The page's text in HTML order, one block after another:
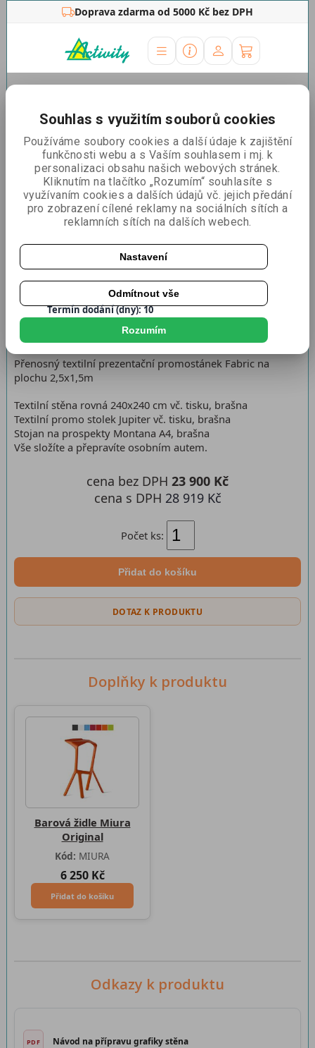
Doprava zdarma od 5000 Kč bez DPH
Promo stánek Fabric Plus
Katalogové číslo:PSFABP
Termín dodání (dny): 10
Skladem
Přenosný textilní prezentační promostánek Fabric na
plochu 2,5x1,5m
Textilní stěna rovná 240x240 cm vč. tisku, brašna
Textilní promo stolek Jupiter vč. tisku, brašna
Stojan na prospekty Montana A4, brašna
Vše složíte a přepravíte osobním autem.
Počet ks:
Přidat do košíku
cena bez DPH 23 900 Kč
cena s DPH 28 919 Kč
DOTAZ K PRODUKTU
Doplňky k produktu
Barová židle Miura
Original
Kód: MIURA
6 250 Kč
Přidat do košíku
Odkazy k produktu
Návod na přípravu grafiky stěna
Souhlas s využitím souborů cookies
Používáme soubory cookies a další údaje k zajištění
funkčnosti webu a s Vaším souhlasem i mj. k
personalizaci obsahu našich webových stránek.
Kliknutím na tlačítko „Rozumím“ souhlasíte s
využívaním cookies a dalších údajů vč. jejich předání
pro zobrazení cílené reklamy na sociálních sítích a
reklamních sítích na dalších webech.
Nastavení
Odmítnout vše
Rozumím